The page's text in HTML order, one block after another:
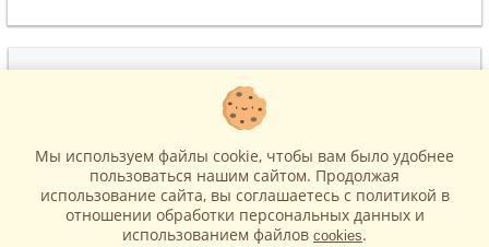
(495) 215-22-17
help-biletico@yandex.ru
© BiletiCoВсе права защищены.Политика в отношении обработки персональных
данных и использования файлов cookie . Оферта .
Мы используем файлы cookie, чтобы вам было удобнее
пользоваться нашим сайтом. Продолжая
использование сайта, вы соглашаетесь c политикой в
отношении обработки персональных данных и
использованием файлов cookies.